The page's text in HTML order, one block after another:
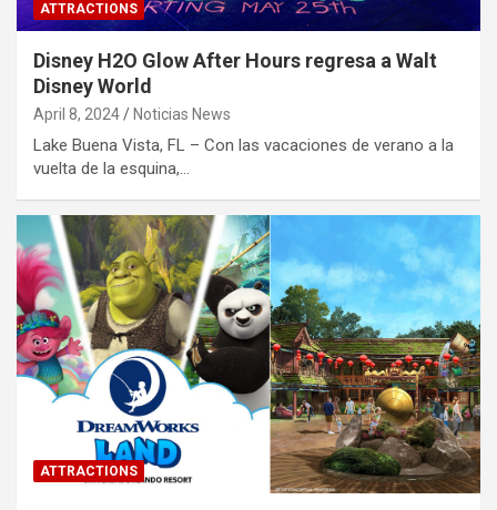
ATTRACTIONS
Disney H2O Glow After Hours regresa a Walt
Disney World
April 8, 2024 Noticias News
Lake Buena Vista, FL – Con las vacaciones de verano a la
vuelta de la esquina,…
ATTRACTIONS